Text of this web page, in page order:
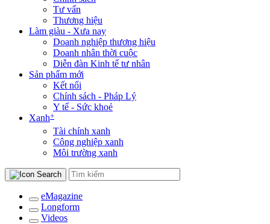
Tư vấn
Thương hiệu
Làm giàu - Xưa nay
Doanh nghiệp thương hiệu
Doanh nhân thời cuộc
Diễn đàn Kinh tế tư nhân
Sản phẩm mới
Kết nối
Chính sách - Pháp Lý
Y tế - Sức khoẻ
Xanh+
Tài chính xanh
Công nghiệp xanh
Môi trường xanh
eMagazine
Longform
Videos